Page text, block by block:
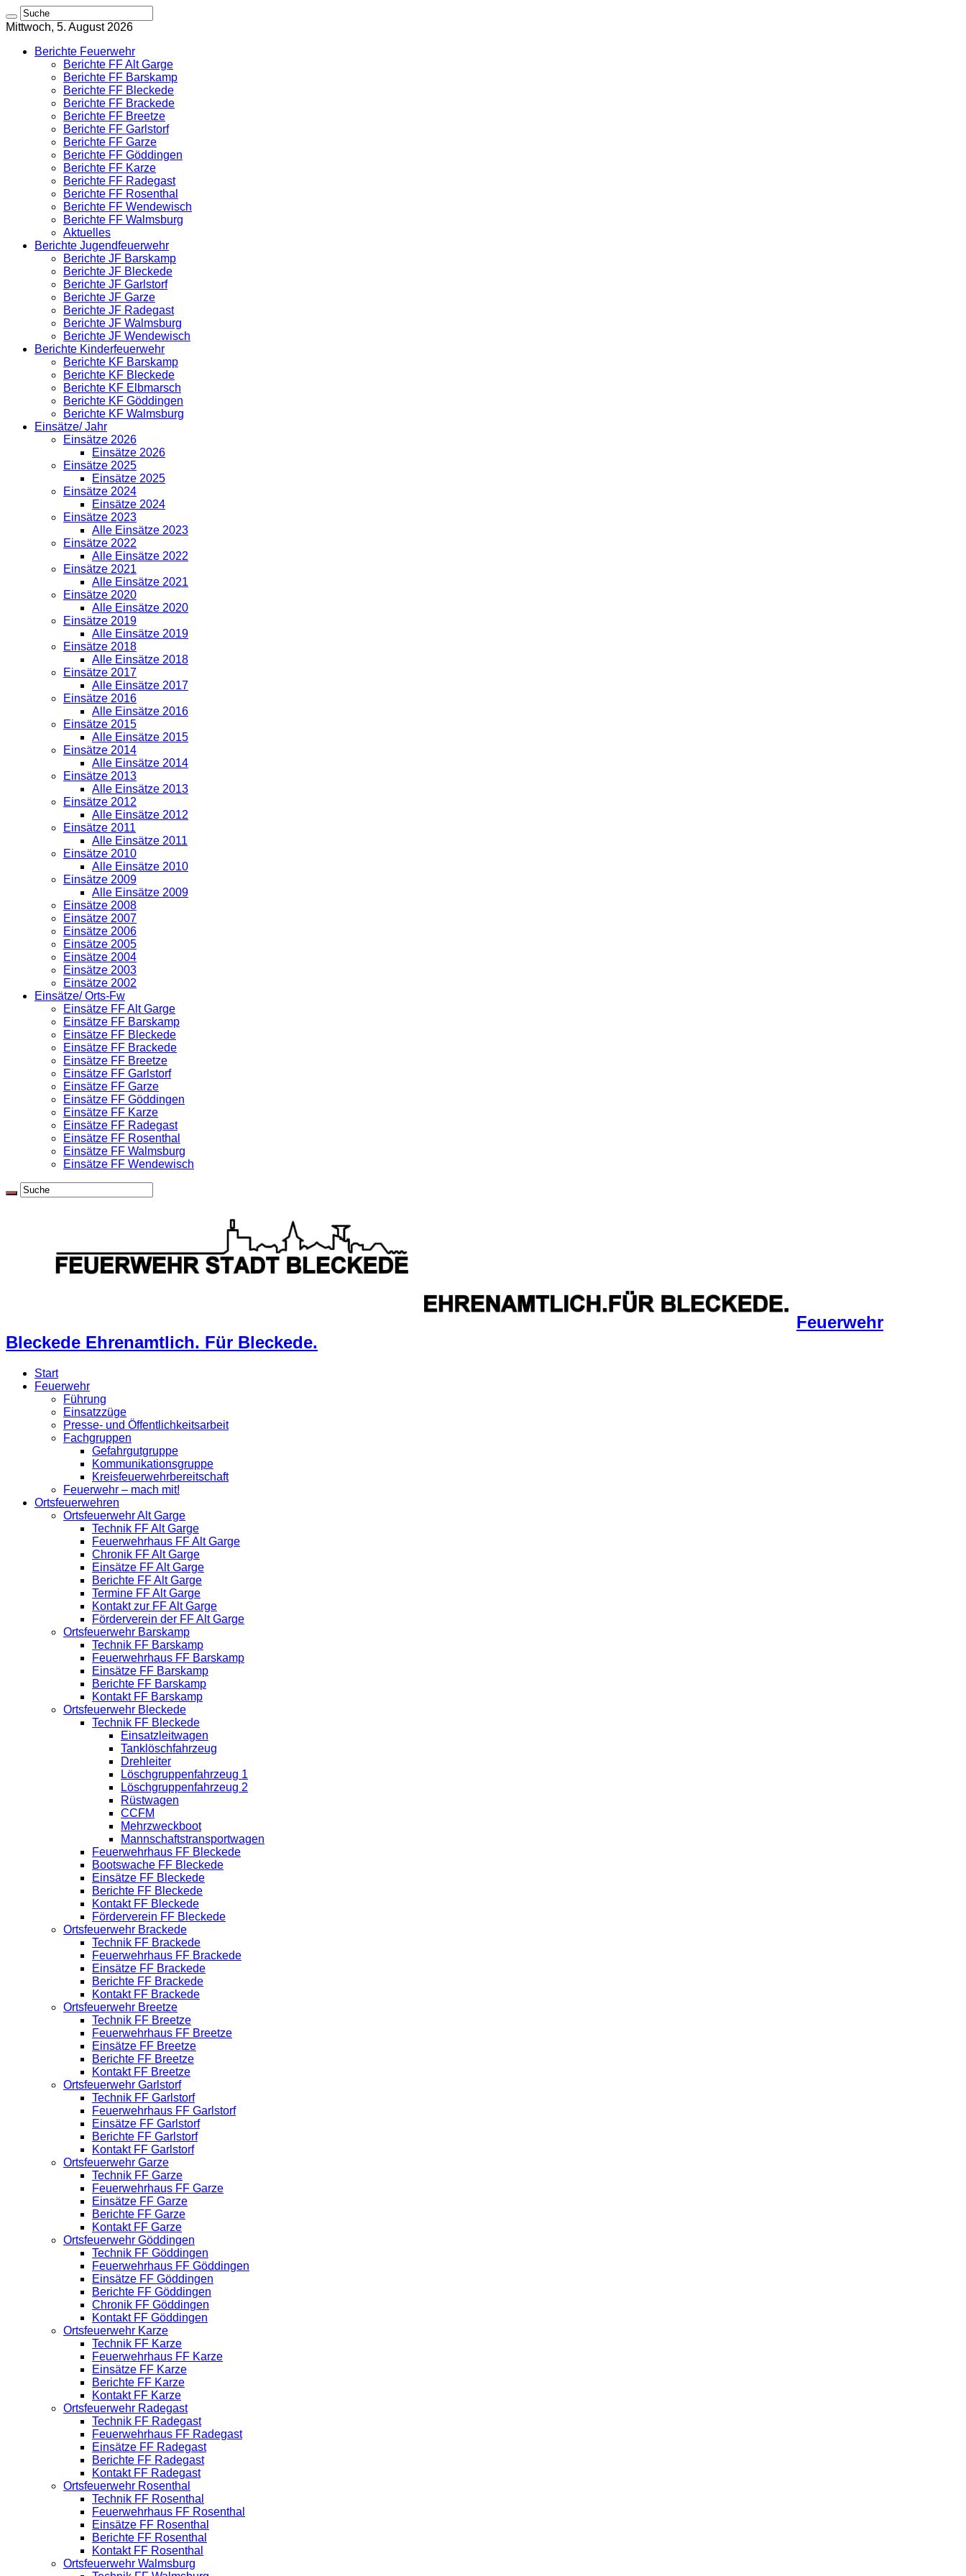
Mittwoch, 5. August 2026
Berichte Feuerwehr
Berichte FF Alt Garge
Berichte FF Barskamp
Berichte FF Bleckede
Berichte FF Brackede
Berichte FF Breetze
Berichte FF Garlstorf
Berichte FF Garze
Berichte FF Göddingen
Berichte FF Karze
Berichte FF Radegast
Berichte FF Rosenthal
Berichte FF Wendewisch
Berichte FF Walmsburg
Aktuelles
Berichte Jugendfeuerwehr
Berichte JF Barskamp
Berichte JF Bleckede
Berichte JF Garlstorf
Berichte JF Garze
Berichte JF Radegast
Berichte JF Walmsburg
Berichte JF Wendewisch
Berichte Kinderfeuerwehr
Berichte KF Barskamp
Berichte KF Bleckede
Berichte KF Elbmarsch
Berichte KF Göddingen
Berichte KF Walmsburg
Einsätze/ Jahr
Einsätze 2026
Einsätze 2026
Einsätze 2025
Einsätze 2025
Einsätze 2024
Einsätze 2024
Einsätze 2023
Alle Einsätze 2023
Einsätze 2022
Alle Einsätze 2022
Einsätze 2021
Alle Einsätze 2021
Einsätze 2020
Alle Einsätze 2020
Einsätze 2019
Alle Einsätze 2019
Einsätze 2018
Alle Einsätze 2018
Einsätze 2017
Alle Einsätze 2017
Einsätze 2016
Alle Einsätze 2016
Einsätze 2015
Alle Einsätze 2015
Einsätze 2014
Alle Einsätze 2014
Einsätze 2013
Alle Einsätze 2013
Einsätze 2012
Alle Einsätze 2012
Einsätze 2011
Alle Einsätze 2011
Einsätze 2010
Alle Einsätze 2010
Einsätze 2009
Alle Einsätze 2009
Einsätze 2008
Einsätze 2007
Einsätze 2006
Einsätze 2005
Einsätze 2004
Einsätze 2003
Einsätze 2002
Einsätze/ Orts-Fw
Einsätze FF Alt Garge
Einsätze FF Barskamp
Einsätze FF Bleckede
Einsätze FF Brackede
Einsätze FF Breetze
Einsätze FF Garlstorf
Einsätze FF Garze
Einsätze FF Göddingen
Einsätze FF Karze
Einsätze FF Radegast
Einsätze FF Rosenthal
Einsätze FF Walmsburg
Einsätze FF Wendewisch
Feuerwehr
Bleckede Ehrenamtlich. Für Bleckede.
Start
Feuerwehr
Führung
Einsatzzüge
Presse- und Öffentlichkeitsarbeit
Fachgruppen
Gefahrgutgruppe
Kommunikationsgruppe
Kreisfeuerwehrbereitschaft
Feuerwehr – mach mit!
Ortsfeuerwehren
Ortsfeuerwehr Alt Garge
Technik FF Alt Garge
Feuerwehrhaus FF Alt Garge
Chronik FF Alt Garge
Einsätze FF Alt Garge
Berichte FF Alt Garge
Termine FF Alt Garge
Kontakt zur FF Alt Garge
Förderverein der FF Alt Garge
Ortsfeuerwehr Barskamp
Technik FF Barskamp
Feuerwehrhaus FF Barskamp
Einsätze FF Barskamp
Berichte FF Barskamp
Kontakt FF Barskamp
Ortsfeuerwehr Bleckede
Technik FF Bleckede
Einsatzleitwagen
Tanklöschfahrzeug
Drehleiter
Löschgruppenfahrzeug 1
Löschgruppenfahrzeug 2
Rüstwagen
CCFM
Mehrzweckboot
Mannschaftstransportwagen
Feuerwehrhaus FF Bleckede
Bootswache FF Bleckede
Einsätze FF Bleckede
Berichte FF Bleckede
Kontakt FF Bleckede
Förderverein FF Bleckede
Ortsfeuerwehr Brackede
Technik FF Brackede
Feuerwehrhaus FF Brackede
Einsätze FF Brackede
Berichte FF Brackede
Kontakt FF Brackede
Ortsfeuerwehr Breetze
Technik FF Breetze
Feuerwehrhaus FF Breetze
Einsätze FF Breetze
Berichte FF Breetze
Kontakt FF Breetze
Ortsfeuerwehr Garlstorf
Technik FF Garlstorf
Feuerwehrhaus FF Garlstorf
Einsätze FF Garlstorf
Berichte FF Garlstorf
Kontakt FF Garlstorf
Ortsfeuerwehr Garze
Technik FF Garze
Feuerwehrhaus FF Garze
Einsätze FF Garze
Berichte FF Garze
Kontakt FF Garze
Ortsfeuerwehr Göddingen
Technik FF Göddingen
Feuerwehrhaus FF Göddingen
Einsätze FF Göddingen
Berichte FF Göddingen
Chronik FF Göddingen
Kontakt FF Göddingen
Ortsfeuerwehr Karze
Technik FF Karze
Feuerwehrhaus FF Karze
Einsätze FF Karze
Berichte FF Karze
Kontakt FF Karze
Ortsfeuerwehr Radegast
Technik FF Radegast
Feuerwehrhaus FF Radegast
Einsätze FF Radegast
Berichte FF Radegast
Kontakt FF Radegast
Ortsfeuerwehr Rosenthal
Technik FF Rosenthal
Feuerwehrhaus FF Rosenthal
Einsätze FF Rosenthal
Berichte FF Rosenthal
Kontakt FF Rosenthal
Ortsfeuerwehr Walmsburg